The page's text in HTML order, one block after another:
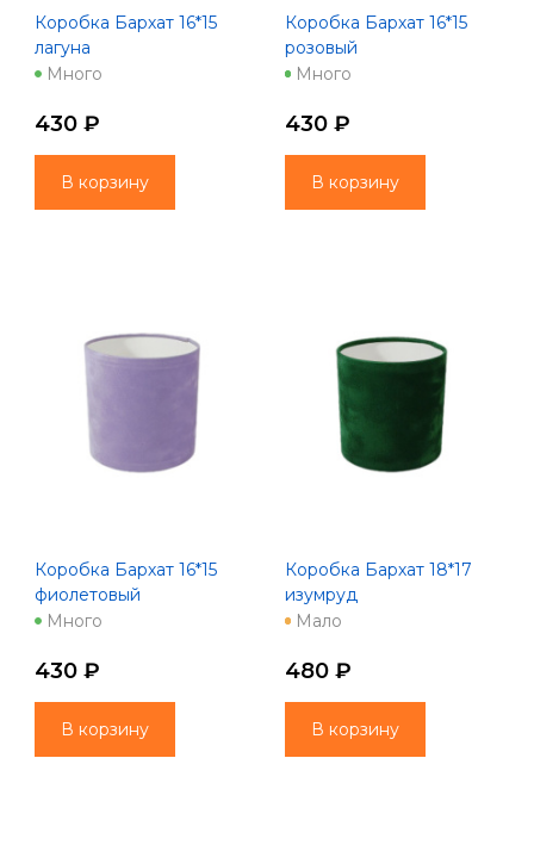
Коробка Бархат 16*15
лагуна
Много
430 ₽
В корзину
Коробка Бархат 16*15
розовый
Много
430 ₽
В корзину
Коробка Бархат 16*15
фиолетовый
Много
430 ₽
В корзину
Коробка Бархат 18*17
изумруд
Мало
480 ₽
В корзину